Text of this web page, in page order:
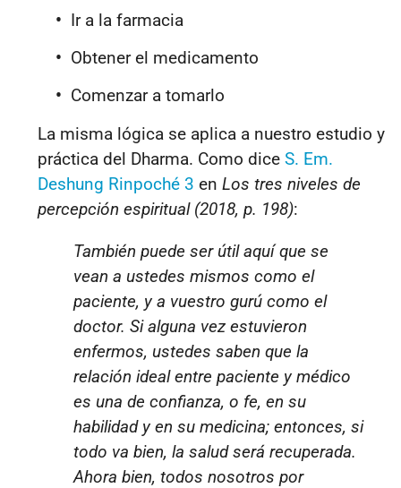
• Ir a la farmacia
• Obtener el medicamento
• Comenzar a tomarlo
La misma lógica se aplica a nuestro estudio y
práctica del Dharma. Como dice S. Em.
Deshung Rinpoché 3 en Los tres niveles de
percepción espiritual (2018, p. 198):
También puede ser útil aquí que se
vean a ustedes mismos como el
paciente, y a vuestro gurú como el
doctor. Si alguna vez estuvieron
enfermos, ustedes saben que la
relación ideal entre paciente y médico
es una de confianza, o fe, en su
habilidad y en su medicina; entonces, si
todo va bien, la salud será recuperada.
Ahora bien, todos nosotros por